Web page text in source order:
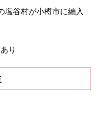
塩谷村が小樽市に編入
り